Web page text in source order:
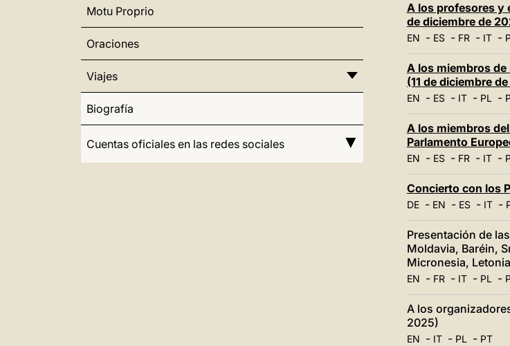
Motu Proprio
Oraciones
Viajes
Biografía
Cuentas oficiales en las redes sociales
A los profesores y
de diciembre de
EN - ES- FR- IT-
A los miembros de
(11 de diciembre
EN - ES- IT- PL-
A los miembros
Parlamento
EN - ES- FR- IT-
Concierto con los
DE- EN - ES- IT-
Presentación de
Moldavia, Baréin,
Micronesia,
EN - FR- IT- PL-
A los
2025)
EN - IT- PL- PT